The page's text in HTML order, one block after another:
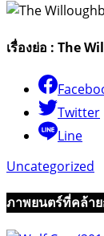
เรื่องย่อ : The
Twitter
Line
Uncategorized
ภาพยนตร์ที่คล้า